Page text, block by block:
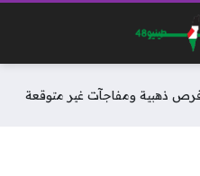
فرص ذهبية ومفاجآت غير متوقعة